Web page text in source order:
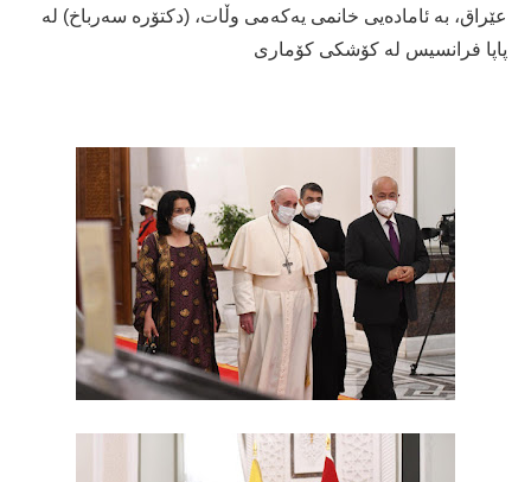
عێراق، بە ئامادەیی خانمی یەكەمی وڵات، (دكتۆرە سەرباخ) لە
پاپا فرانسیس لە كۆشكی كۆماری